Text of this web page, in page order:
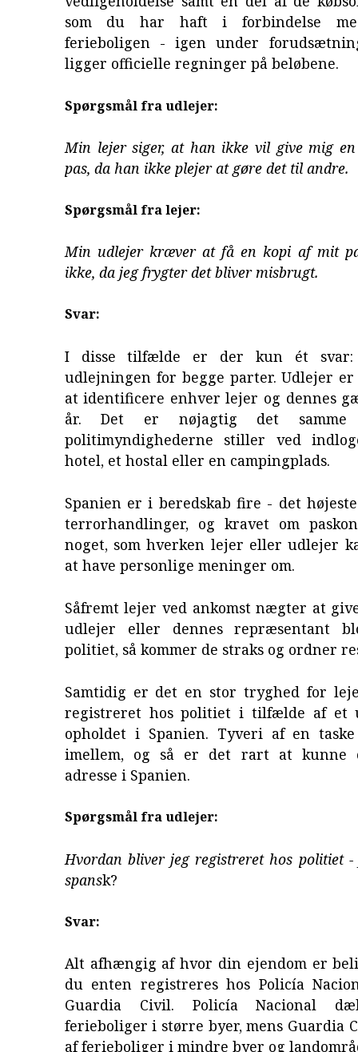
som du har haft i forbindelse
ferieboligen - igen under
ligger officielle regninger på beløbene.
Spørgsmål fra udlejer:
Min lejer siger, at han ikke vil give mig
pas, da han ikke plejer at gøre det til andre.
Spørgsmål fra lejer:
Min udlejer kræver at få en kopi af mit
ikke, da jeg frygter det bliver misbrugt.
Svar:
I disse tilfælde er der kun ét svar:
udlejningen for begge parter. Udlejer
at identificere enhver lejer og dennes
år. Det er nøjagtig det samme
politimyndighederne stiller ved
hotel, et hostal eller en campingplads.
Spanien er i beredskab fire - det
terrorhandlinger, og kravet om
noget, som hverken lejer eller udlejer
at have personlige meninger om.
Såfremt lejer ved ankomst nægter at
udlejer eller dennes repræsentant
politiet, så kommer de straks og ordner
Samtidig er det en stor tryghed for
registreret hos politiet i tilfælde af et
opholdet i Spanien. Tyveri af en
imellem, og så er det rart at kunne
adresse i Spanien.
Spørgsmål fra udlejer:
Hvordan bliver jeg registreret hos politiet
spansk?
Svar:
Alt afhængig af hvor din ejendom er
du enten registreres hos Policía
Guardia Civil. Policía Nacional
ferieboliger i større byer, mens Guardia
af ferieboliger i mindre byer og